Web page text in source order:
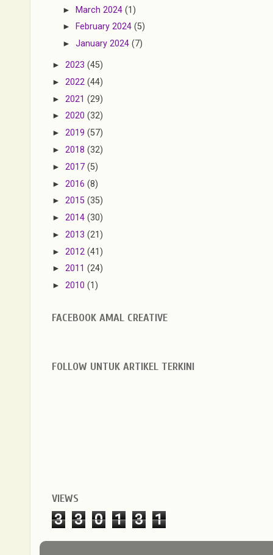
►March 2024(1)
► February 2024(5)
►January 2024(7)
► 2023 (45)
► 2022 (44)
► 2021 (29)
► 2020 (32)
► 2019 (57)
► 2018 (32)
► 2017 (5)
► 2016 (8)
► 2015 (35)
► 2014 (30)
► 2013 (21)
► 2012 (41)
► 2011 (24)
► 2010 (1)
FACEBOOK AMAL CREATIVE
FOLLOW UNTUK ARTIKEL TERKINI
VIEWS
3 3 0 1 3 1